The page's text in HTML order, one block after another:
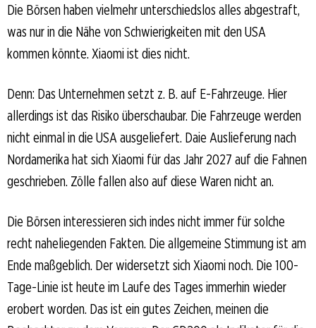
Die Börsen haben vielmehr unterschiedslos alles abgestraft,
was nur in die Nähe von Schwierigkeiten mit den USA
kommen könnte. Xiaomi ist dies nicht.
Denn: Das Unternehmen setzt z. B. auf E-Fahrzeuge. Hier
allerdings ist das Risiko überschaubar. Die Fahrzeuge werden
nicht einmal in die USA ausgeliefert. Daie Auslieferung nach
Nordamerika hat sich Xiaomi für das Jahr 2027 auf die Fahnen
geschrieben. Zölle fallen also auf diese Waren nicht an.
Die Börsen interessieren sich indes nicht immer für solche
recht naheliegenden Fakten. Die allgemeine Stimmung ist am
Ende maßgeblich. Der widersetzt sich Xiaomi noch. Die 100-
Tage-Linie ist heute im Laufe des Tages immerhin wieder
erobert worden. Das ist ein gutes Zeichen, meinen die